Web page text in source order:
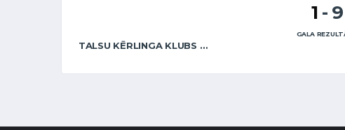
TALSU KĒRLINGA KLUBS / E.BREMANE A.BREMANIS SEN.
1 - 9
GALA